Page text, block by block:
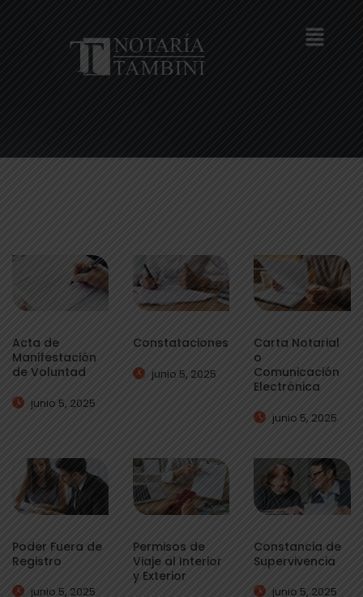
Acta de
Manifestación
de Voluntad
junio 5, 2025
Constataciones
junio 5, 2025
Carta Notarial
o
Comunicación
Electrónica
junio 5, 2025
Poder Fuera de
Registro
junio 5, 2025
Permisos de
Viaje al Interior
y Exterior
Constancia de
Supervivencia
junio 5, 2025